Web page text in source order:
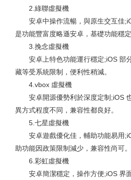
2.綠聯虛擬機
安卓中操作流暢，與原生交互佳
是功能豐富度略遜安卓，基礎功能穩定
3.挽念虛擬機
安卓上特色功能運行穩定;iOS 部
藏等受系統限制，便利性稍減。
4.vbox 虛擬機
安卓開源優勢利於深度定制;iOS
異方式程度不同，兼容性都良好。
5.七星虛擬機
安卓遊戲優化佳，輔助功能易用
助功能因政策限制減少，兼容性尚可。
6.彩虹虛擬機
安卓簡潔穩定，操作方便;iOS 界